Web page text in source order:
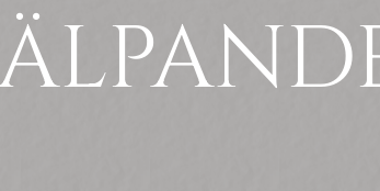
Blommor & dekorationer